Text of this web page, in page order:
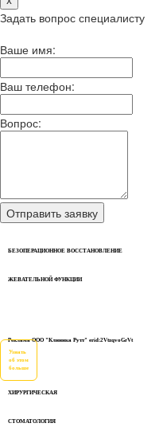
Задать вопрос специалисту
Ваше имя:
Ваш телефон:
Вопрос:
БЕЗОПЕРАЦИОННОЕ ВОССТАНОВЛЕНИЕ
ЖЕВАТЕЛЬНОЙ ФУНКЦИИ
Реклама ООО "Клиника Рутт" erid:2VtzqvoGrVt
Узнать
об этом
больше
ХИРУРГИЧЕСКАЯ
СТОМАТОЛОГИЯ